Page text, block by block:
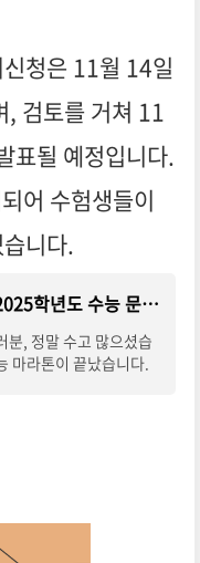
청은 11월 14일
, 검토를 거쳐 11
표될 예정입니다.
어 수험생들이
니다.
2024년 11월 14일 2025학년도 수능 문제지 답지 pdf 다운로드
분, 정말 수고 많으셨습
마라톤이 끝났습니다.